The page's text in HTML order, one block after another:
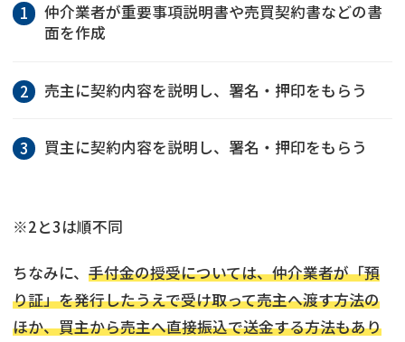
仲介業者が重要事項説明書や売買契約書などの書
面を作成
売主に契約内容を説明し、署名・押印をもらう
買主に契約内容を説明し、署名・押印をもらう
※2と3は順不同
ちなみに、 手付金の授受については、仲介業者が「預
り証」を発行したうえで受け取って売主へ渡す方法の
ほか、買主から売主へ直接振込で送金する方法もあり